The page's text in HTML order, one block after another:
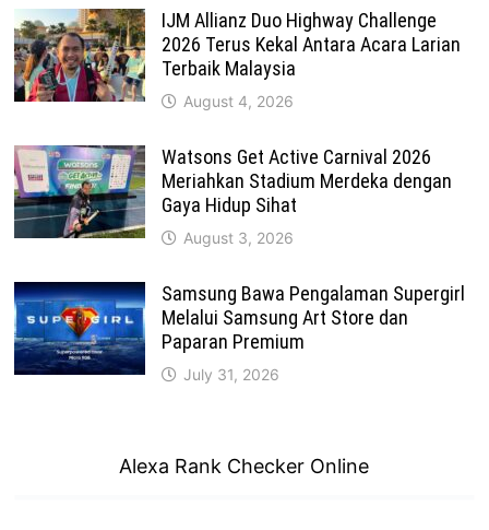
IJM Allianz Duo Highway Challenge
2026 Terus Kekal Antara Acara Larian
Terbaik Malaysia
August 4, 2026
Watsons Get Active Carnival 2026
Meriahkan Stadium Merdeka dengan
Gaya Hidup Sihat
August 3, 2026
Samsung Bawa Pengalaman Supergirl
Melalui Samsung Art Store dan
Paparan Premium
July 31, 2026
Alexa Rank Checker Online